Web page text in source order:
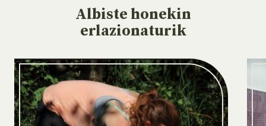
Albiste honekin
erlazionaturik